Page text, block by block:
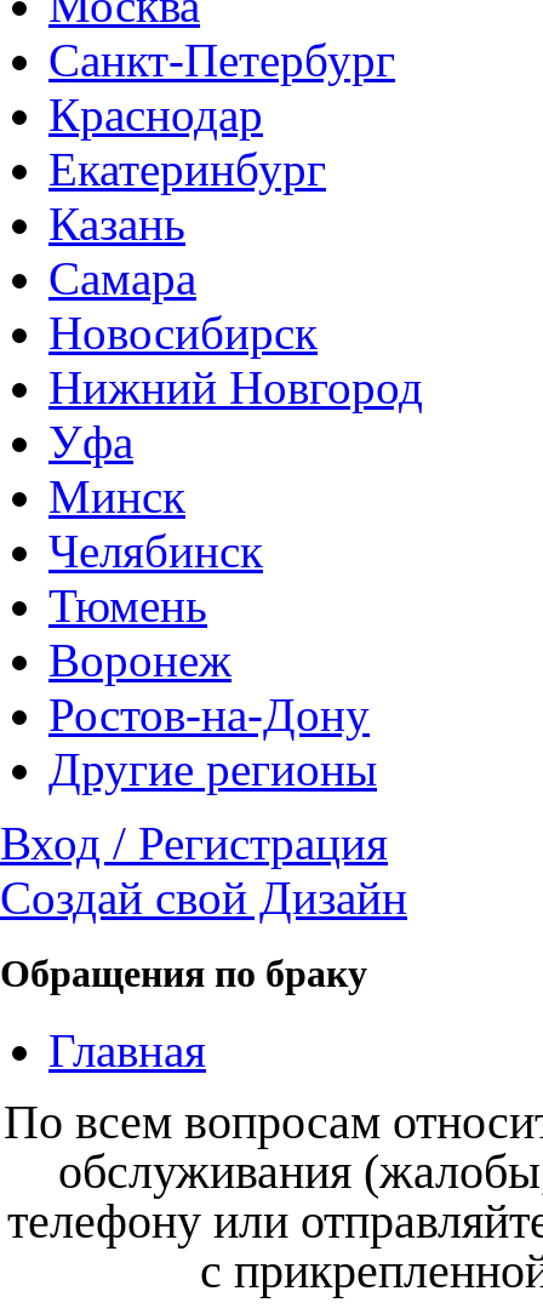
Санкт-Петербург
Краснодар
Екатеринбург
Казань
Самара
Новосибирск
Нижний Новгород
Уфа
Минск
Челябинск
Тюмень
Воронеж
Ростов-на-Дону
Другие регионы
Вход / Регистрация
Создай свой Дизайн
Обращения по браку
Главная
По всем вопросам
обслуживания
телефону или
с